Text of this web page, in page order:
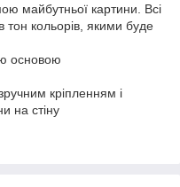
майбутньої картини. Всі
тон кольорів, якими буде
основою
кріпленням і
на стіну